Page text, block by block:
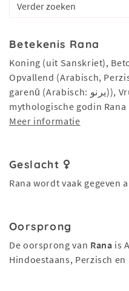
Betekenis Rana
Koning (uit Sanskriet),
Opvallend (Arabisch,
garenū (Arabisch: يرنو)), Vruchtbare gronden (naar de
mythologische godin Rana
Meer informatie
Geslacht
Rana wordt vaak gegeven
Oorsprong
De oorsprong van Rana is
Hindoestaans, Perzisch